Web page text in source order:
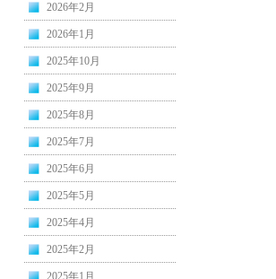
2026年2月
2026年1月
2025年10月
2025年9月
2025年8月
2025年7月
2025年6月
2025年5月
2025年4月
2025年2月
2025年1月